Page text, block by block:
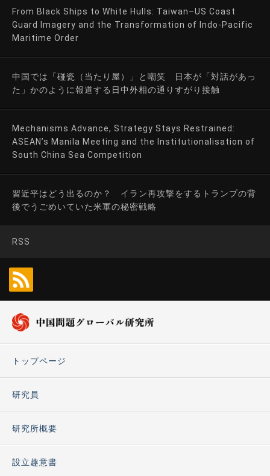
From Black Ships to White Hulls: Taiwan–US Coast
Guard Imagery and the Transformation of Indo-Pacific
Maritime Order
中国では「碰瓷（当たり屋）」と嘲笑 日本が「対話があっ
た」かのように報道する日中外相の通りすがり接触
Mechanisms Advance, Strategy Stays Restrained:
ASEAN’s Manila Meeting and the Institutionalisation of
South China Sea Competition
習近平はどう出るのか？ イラン再攻撃をするトランプの背
後でうごめいていた米軍の秘密戦略
RSS
トップページ
研究員
研究所概要
設立趣意書